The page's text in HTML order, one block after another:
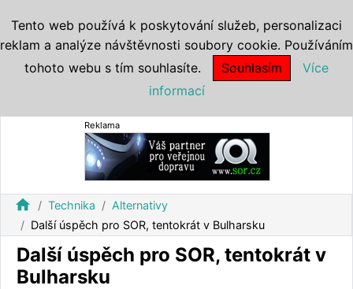
Reklama
home Technika
Alternativy
Další úspěch pro SOR, tentokrát v Bulharsku
Další úspěch pro SOR, tentokrát v
Bulharsku
Tento web používá k poskytování služeb, personalizaci
reklam a analýze návštěvnosti soubory cookie. Používáním
tohoto webu s tím souhlasíte.
Souhlasím
Více
informací